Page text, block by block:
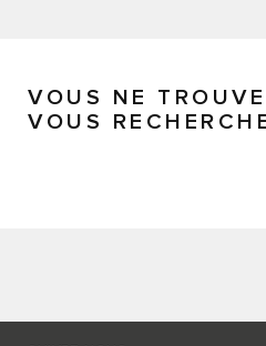
VOUS NE
VOUS